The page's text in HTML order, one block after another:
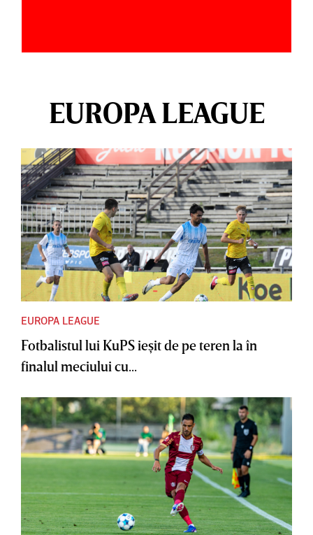
EUROPA LEAGUE
EUROPA LEAGUE
Fotbalistul lui KuPS ieşit de pe teren la în
finalul meciului cu...